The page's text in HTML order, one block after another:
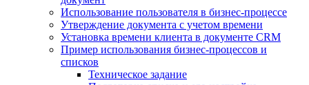
Использование пользователя в бизнес-процессе
Утверждение документа с учетом времени
Установка времени клиента в документе CRM
Пример использования бизнес-процессов и
списков
Техническое задание